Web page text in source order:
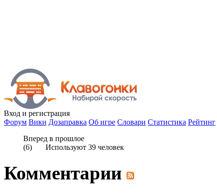
Вход и регистрация
Форум Вики Дозаправка Об игре Словари Статистика Рейтинг
Вперед в прошлое
(6) Используют 39 человек
Комментарии